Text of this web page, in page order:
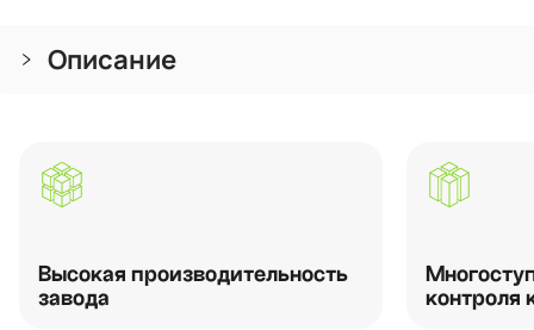
Описание
Высокая производительность
завода
контроля